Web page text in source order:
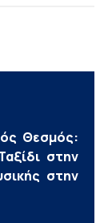
Θεσμός:
στην
στην